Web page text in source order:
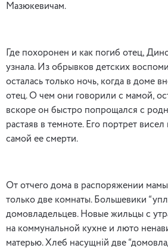
Мазюкевичам.
Где похоронен и как погиб отец,
узнала. Из обрывков детских
осталась только ночь, когда в доме
отец. О чем они говорили с мамой,
вскоре он быстро попрощался с
растаяв в темноте. Его портрет
самой ее смерти.
От отчего дома в распоряжении
только две комнаты. Большевики
домовладельцев. Новые жильцы с
на коммунальной кухне и люто
матерью. Хлеб насущній две